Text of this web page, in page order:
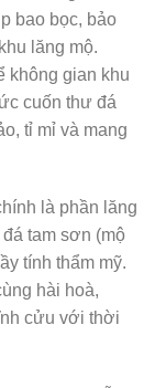
bao bọc, bảo
lăng mộ.
không gian khu
cuốn thư đá
tỉ mỉ và mang
là phần lăng
tam sơn (mộ
tính thẩm mỹ.
hài hoà,
cửu với thời